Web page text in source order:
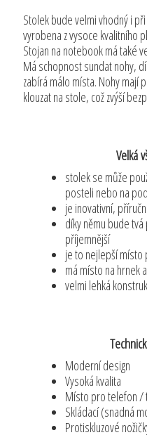
Stolek bude velmi vhodný i
vyrobena z vysoce kvalitního
Stojan na notebook má také
Má schopnost sundat nohy,
zabírá málo místa. Nohy mají
klouzat na stole, což zvýší
Velká
stolek se může
posteli nebo na
je inovativní,
díky němu bude
příjemnější
je to nejlepší
má místo na hrnek
velmi lehká
Moderní design
Vysoká kvalita
Místo pro telefon /
Skládací (snadná
Protiskluzové